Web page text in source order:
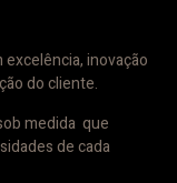
inovação
do cliente.
medida que
de cada